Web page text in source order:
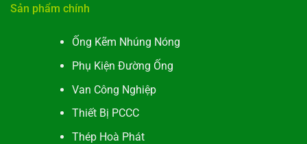
Sản phẩm chính
Ống Kẽm Nhúng Nóng
Phụ Kiện Đường Ống
Van Công Nghiệp
Thiết Bị PCCC
Thép Hoà Phát